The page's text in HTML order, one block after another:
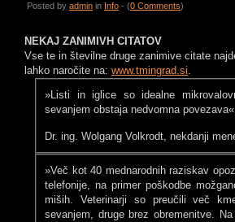
Posted by admin in Info - (0 Comments)
NEKAJ ZANIMIVH CITATOV
Vse te in številne druge zanimive citate
lahko naročite na: www.tmingrad.si.
»Listi in iglice so idealne
sevanjem obstaja nedvomna
Dr. ing. Wolgang Volkrodt, nekdanji
»Več kot 40 mednarodnih raziskav
telefonije, na primer poškodbe
miših. Veterinarji so preučili več
sevanjem, druge brez obremenitve.